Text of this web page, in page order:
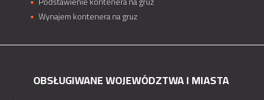
Wynajem kontenera na gruz
OBSŁUGIWANE WOJEWÓDZTWA I MIASTA